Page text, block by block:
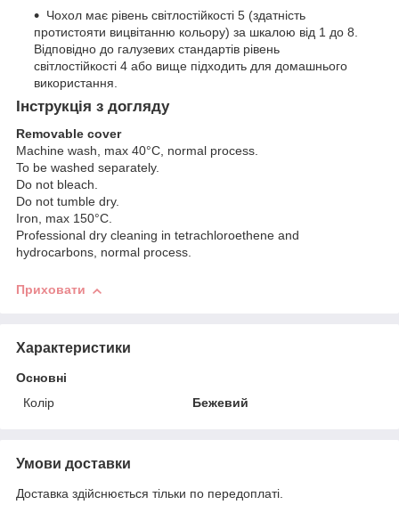
Чохол має рівень світлостійкості 5 (здатність
протистояти вицвітанню кольору) за шкалою від 1 до 8.
Відповідно до галузевих стандартів рівень
світлостійкості 4 або вище підходить для домашнього
використання.
Інструкція з догляду
Removable cover
Machine wash, max 40°C, normal process.
To be washed separately.
Do not bleach.
Do not tumble dry.
Iron, max 150°C.
Professional dry cleaning in tetrachloroethene and
hydrocarbons, normal process.
Приховати
Характеристики
Основні
Колір
Бежевий
Умови доставки
Доставка здійснюється тільки по передоплаті.